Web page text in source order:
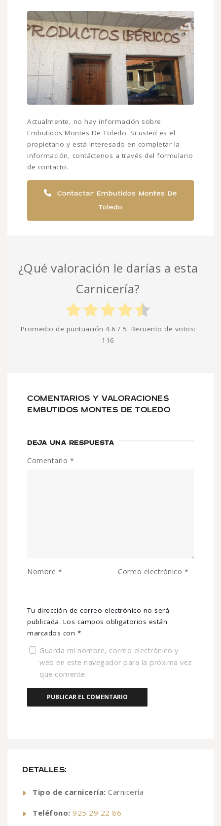
DETALLES:
Tipo de carnicería: Carnicería
Teléfono: 925 29 22 86
Actualmente, no hay información sobre
Embutidos Montes De Toledo. Si usted es el
propietario y está interesado en completar la
información, contáctenos a través del formulario
de contacto.
Contactar Embutidos Montes De
Toledo
¿Qué valoración le darías a esta
Carnicería?
Promedio de puntuación 4.6 / 5. Recuento de votos:
116
COMENTARIOS Y VALORACIONES
EMBUTIDOS MONTES DE TOLEDO
DEJA UNA RESPUESTA
Tu dirección de correo electrónico no será
publicada. Los campos obligatorios están
marcados con *
Comentario *
Nombre * Correo electrónico *
Guarda mi nombre, correo electrónico y
web en este navegador para la próxima vez
que comente.